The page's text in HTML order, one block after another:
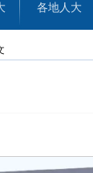
各地人大